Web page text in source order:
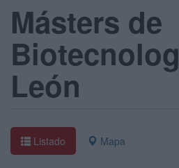
Másters de
León
Listado Mapa